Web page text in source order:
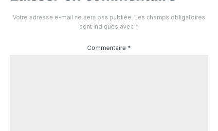
Votre adresse e-mail ne sera pas publiée. Les champs obligatoires
sont indiqués avec *
Commentaire *